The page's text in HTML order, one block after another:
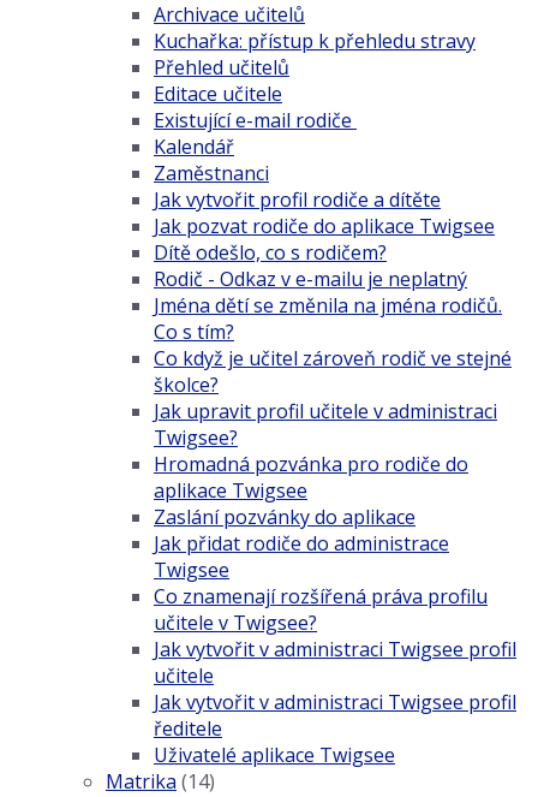
Archivace učitelů
Kuchařka: přístup k přehledu stravy
Přehled učitelů
Editace učitele
Existující e-mail rodiče
Kalendář
Zaměstnanci
Jak vytvořit profil rodiče a dítěte
Jak pozvat rodiče do aplikace Twigsee
Dítě odešlo, co s rodičem?
Rodič - Odkaz v e-mailu je neplatný
Jména dětí se změnila na jména rodičů.
Co s tím?
Co když je učitel zároveň rodič ve stejné
školce?
Jak upravit profil učitele v administraci
Twigsee?
Hromadná pozvánka pro rodiče do
aplikace Twigsee
Zaslání pozvánky do aplikace
Jak přidat rodiče do administrace
Twigsee
Co znamenají rozšířená práva profilu
učitele v Twigsee?
Jak vytvořit v administraci Twigsee profil
učitele
Jak vytvořit v administraci Twigsee profil
ředitele
Uživatelé aplikace Twigsee
Matrika (14)